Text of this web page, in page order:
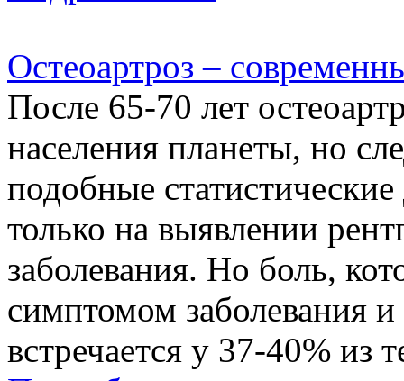
Остеоартроз –
После 65-70 лет
населения планеты, но
подобные
только на выявлении
заболевания. Но боль,
симптомом заболевания
встречается у 37-40% из